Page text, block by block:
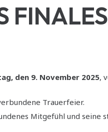
den 9. November 2025,
Trauerfeier.
Mitgefühl und seine